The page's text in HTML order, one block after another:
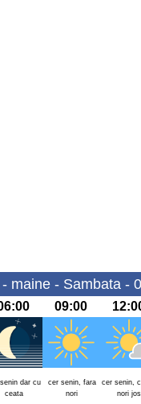
maine - Sambata -
09:00
dar cu
ceata
cer senin, fara
nori
cer senin,
nori